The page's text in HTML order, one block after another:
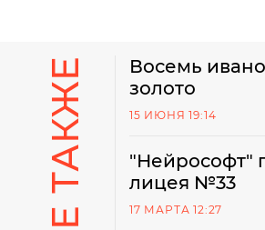
Восемь
золото
15 ИЮНЯ 19:14
"Нейрософт"
лицея №33
17 МАРТА 12:27